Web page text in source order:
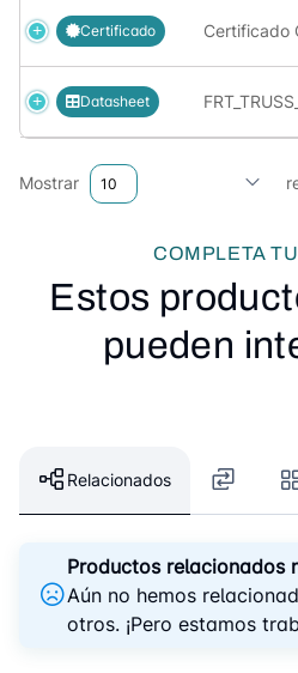
Certificado Certificado
Datasheet
Mostrar
COMPLETA
Estos
pueden
Relacionados
Productos relacionados
Aún no hemos
otros. ¡Pero estamos